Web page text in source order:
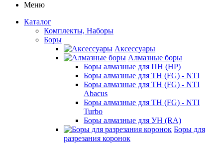
Меню
Каталог
Комплекты, Наборы
Боры
Аксессуары
Алмазные боры
Боры алмазные для ПН (HP)
Боры алмазные для ТН (FG) - NTI
Боры алмазные для ТН (FG) - NTI
Abacus
Боры алмазные для ТН (FG) - NTI
Turbo
Боры алмазные для УН (RA)
Боры для
разрезания коронок